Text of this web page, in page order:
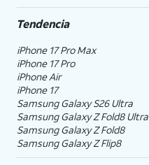
Tendencia
iPhone 17 Pro Max
iPhone 17 Pro
iPhone Air
iPhone 17
Samsung Galaxy S26 Ultra
Samsung Galaxy Z Fold8 Ultra
Samsung Galaxy Z Fold8
Samsung Galaxy Z Flip8